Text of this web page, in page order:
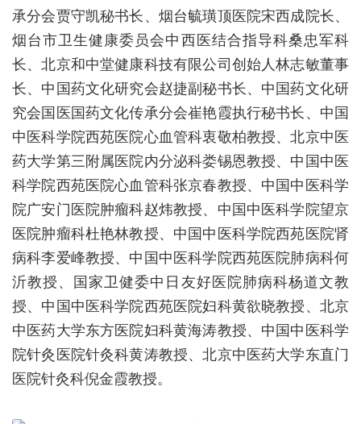
承分会贾守凯秘书长、烟台毓璜顶医院宋西成院长、
烟台市卫生健康委员会中西医结合指导科桑忠军科
长、北京和中堂健康科技有限公司创始人林志敏董事
长、中国药文化研究会赵捷副秘书长、中国药文化研
究会国医国药文化传承分会崔艳霞执行秘书长、中国
中医科学院西苑医院心血管科衷敬柏教授、北京中医
药大学第三附属医院内分泌科娄锡恩教授、中国中医
科学院西苑医院心血管科张京春教授、中国中医科学
院广安门医院肿瘤科赵炜教授、中国中医科学院望京
医院肿瘤科杜艳林教授、中国中医科学院西苑医院肾
病科李爱峰教授、中国中医科学院西苑医院肺病科何
沂教授、国家卫健委中日友好医院肺病科杨道文教
授、中国中医科学院西苑医院妇科黄欲晓教授、北京
中医药大学东方医院妇科黄海涛教授、中国中医科学
院针灸医院针灸科黄涛教授、北京中医药大学东直门
医院针灸科倪金霞教授。